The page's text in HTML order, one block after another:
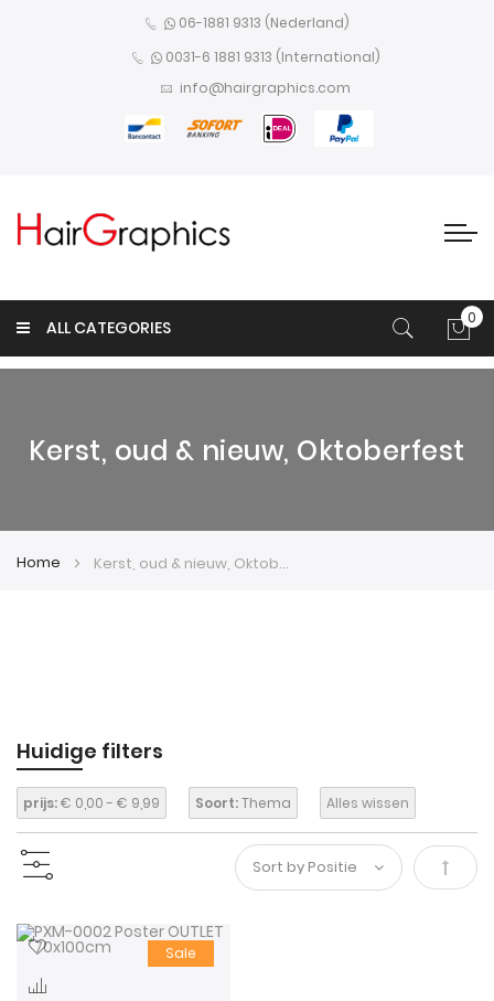
06-1881 9313 (Nederland)
0031-6 1881 9313 (International)
info@hairgraphics.com
ALL CATEGORIES 0
Kerst, oud & nieuw, Oktoberfest
Home Kerst, oud & nieuw, Oktoberfest
Huidige filters
prijs:€ 0,00 - € 9,99 Soort:Thema Alles wissen
Van
Sale